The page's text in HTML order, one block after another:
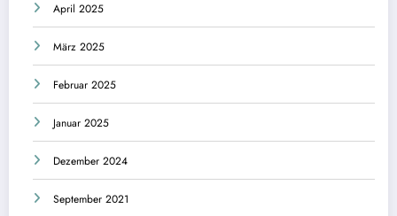
April 2025
März 2025
Februar 2025
Januar 2025
Dezember 2024
September 2021